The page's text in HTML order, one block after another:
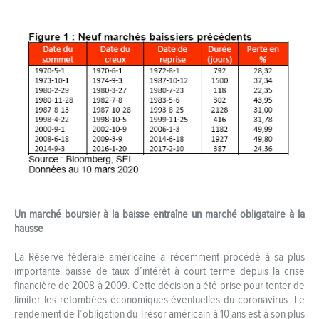
Un marché boursier à la baisse entraîne un marché obligataire à la
hausse
La Réserve fédérale américaine a récemment procédé à sa plus
importante baisse de taux d’intérêt à court terme depuis la crise
financière de 2008 à 2009. Cette décision a été prise pour tenter de
limiter les retombées économiques éventuelles du coronavirus. Le
rendement de l’obligation du Trésor américain à 10 ans est à son plus